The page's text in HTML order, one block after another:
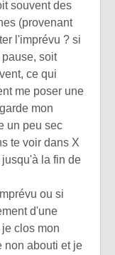
souvent des
(provenant
l'imprévu ? si
soit
ce qui
me poser une
mon
un peu sec
te voir dans X
la fin de
ou si
d'une
clos mon
non abouti et je